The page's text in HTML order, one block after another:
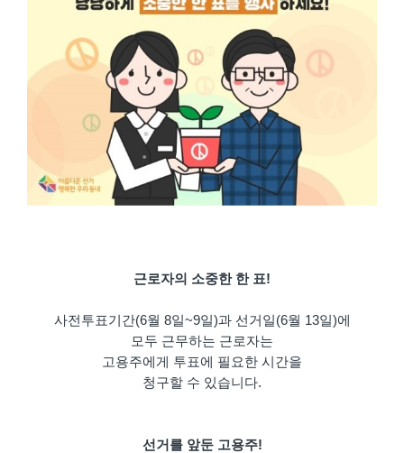
근로자의 소중한 한 표!
사전투표기간(6월 8일~9일)과 선거일(6월 13일)에
모두 근무하는 근로자는
고용주에게 투표에 필요한 시간을
청구할 수 있습니다.
선거를 앞둔 고용주!